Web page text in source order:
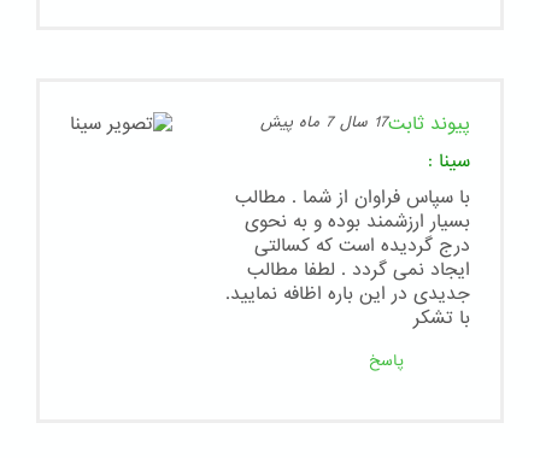
پیوند ثابت17 سال 7 ماه پیش
سینا :
با سپاس فراوان از شما . مطالب
بسیار ارزشمند بوده و به نحوی
درج گردیده است که کسالتی
ایجاد نمی گردد . لطفا مطالب
جدیدی در این باره اظافه نمایید.
با تشکر
پاسخ